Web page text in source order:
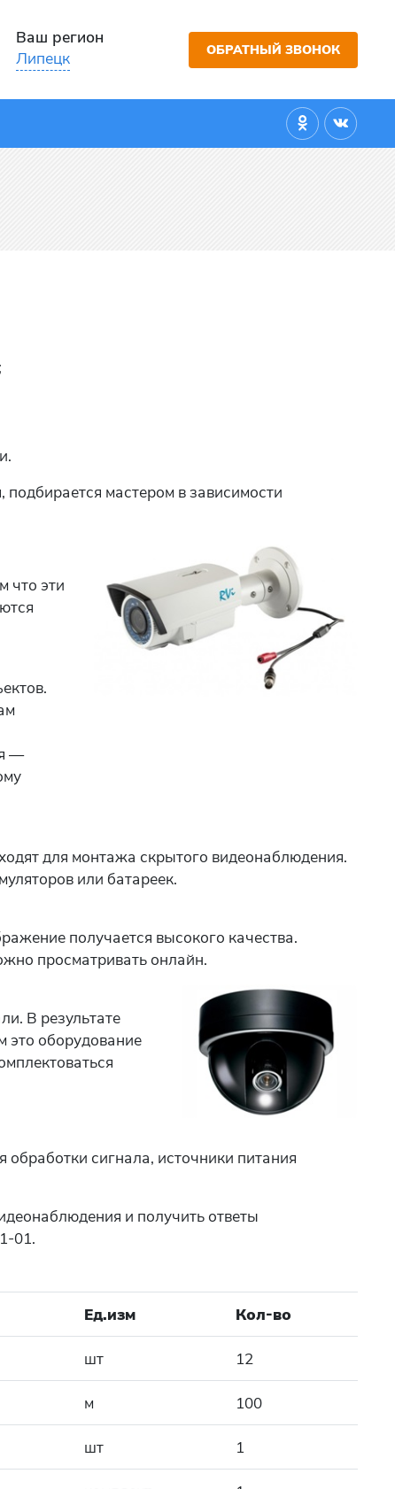
Ваш регион
Липецк
ОБРАТНЫЙ ЗВОНОК
мастером в зависимости
что эти
—
для монтажа скрытого видеонаблюдения.
или батареек.
получается высокого качества.
просматривать онлайн.
В результате
это оборудование
обработки сигнала, источники питания
и получить ответы
01.
Ед.изм Кол-во
шт 12
м 100
шт 1